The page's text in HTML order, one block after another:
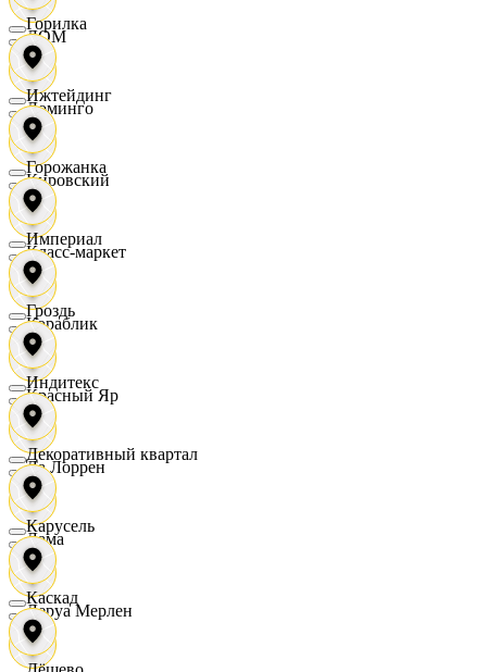
ДОМ
Доминго
Кировский
Класс-маркет
Кораблик
Красный Яр
Ла Лоррен
Лама
Леруа Мерлен
Горилка
Ижтейдинг
Горожанка
Империал
Гроздь
Индитекс
Декоративный квартал
Карусель
Каскад